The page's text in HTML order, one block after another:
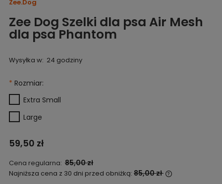
Zee.Dog
Zee Dog Szelki dla psa Air Mesh
dla psa Phantom
Wysyłka w: 24 godziny
* Rozmiar:
Extra Small
Large
59,50 zł
Cena regularna: 85,00 zł
Najniższa cena z 30 dni przed obniżką: 85,00 zł